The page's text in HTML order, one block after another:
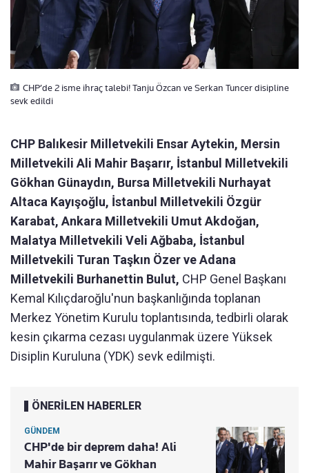
CHP’de 2 isme ihraç talebi! Tanju Özcan ve Serkan Tuncer disipline
sevk edildi
CHP Balıkesir Milletvekili Ensar Aytekin, Mersin
Milletvekili Ali Mahir Başarır, İstanbul Milletvekili
Gökhan Günaydın, Bursa Milletvekili Nurhayat
Altaca Kayışoğlu, İstanbul Milletvekili Özgür
Karabat, Ankara Milletvekili Umut Akdoğan,
Malatya Milletvekili Veli Ağbaba, İstanbul
Milletvekili Turan Taşkın Özer ve Adana
Milletvekili Burhanettin Bulut, CHP Genel Başkanı
Kemal Kılıçdaroğlu'nun başkanlığında toplanan
Merkez Yönetim Kurulu toplantısında, tedbirli olarak
kesin çıkarma cezası uygulanmak üzere Yüksek
Disiplin Kuruluna (YDK) sevk edilmişti.
ÖNERİLEN HABERLER
GÜNDEM
CHP'de bir deprem daha! Ali
Mahir Başarır ve Gökhan